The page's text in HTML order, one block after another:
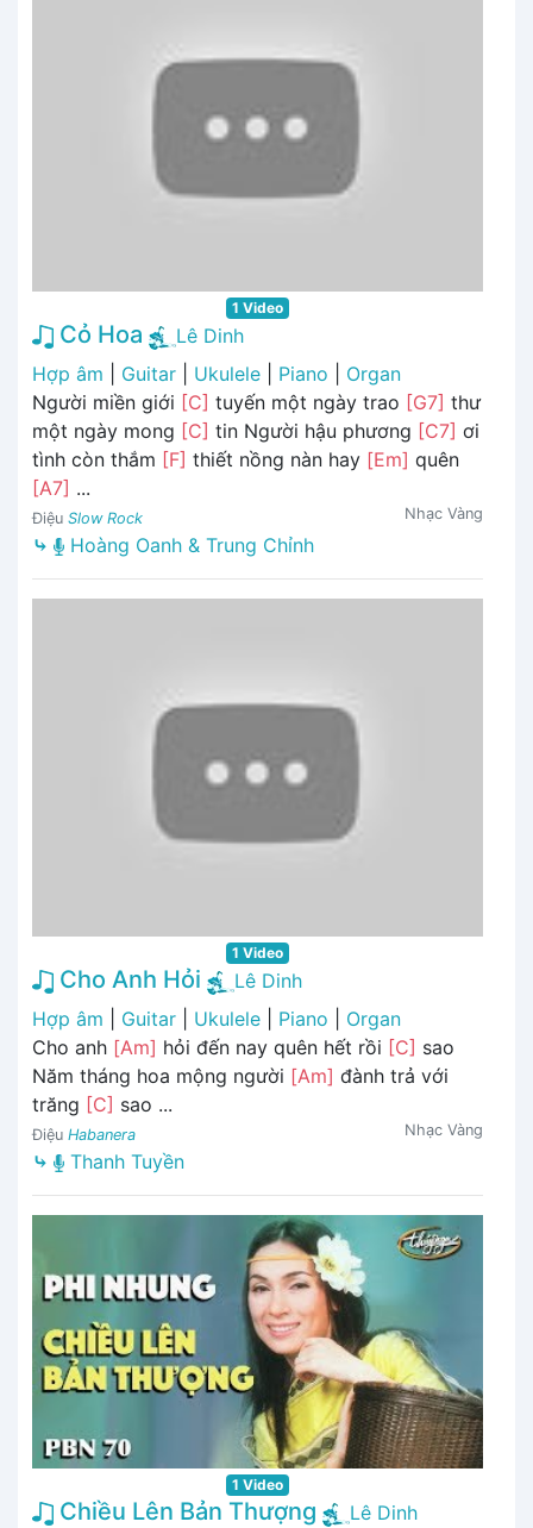
1 Video
Cỏ Hoa
Lê Dinh
Hợp âm
Guitar Ukulele Piano
Organ
Người miền giới [C] tuyến một ngày trao [G7] thư
một ngày mong [C] tin Người hậu phương [C7] ơi
tình còn thắm [F] thiết nồng nàn hay [Em] quên
[A7] ...
Điệu Slow Rock Nhạc Vàng
⤷ Hoàng Oanh & Trung Chỉnh
1 Video
Cho Anh Hỏi
Lê Dinh
Hợp âm
Guitar Ukulele Piano
Organ
Cho anh [Am] hỏi đến nay quên hết rồi [C] sao
Năm tháng hoa mộng người [Am] đành trả với
trăng [C] sao ...
Điệu Habanera Nhạc Vàng
⤷ Thanh Tuyền
1 Video
Chiều Lên Bản Thượng
Lê Dinh